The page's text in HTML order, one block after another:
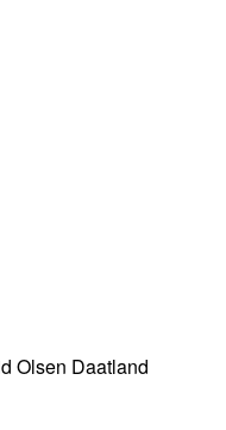
Olsen Daatland